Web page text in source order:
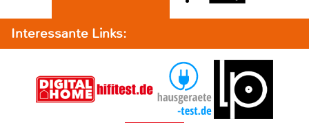
Interessante Links: